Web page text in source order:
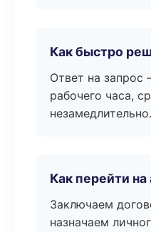
Как быстро
Ответ на запрос
рабочего часа,
незамедлительно.
Как перейти на
Заключаем
назначаем